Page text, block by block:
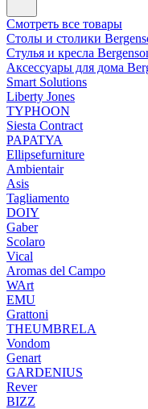
Смотреть все товары
Столы и столики
Стулья и кресла
Аксессуары для дома
Smart Solutions
Liberty Jones
TYPHOON
Siesta Contract
PAPATYA
Ellipsefurniture
Ambientair
Asis
Tagliamento
DOIY
Gaber
Scolaro
Vical
Aromas del Campo
WArt
EMU
Grattoni
THEUMBRELA
Vondom
Genart
GARDENIUS
Rever
BIZZ